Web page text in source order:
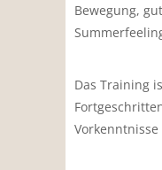
Bewegung,
Das Training